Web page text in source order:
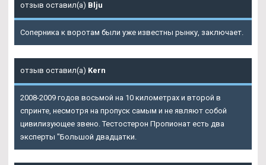
отзыв оставил(а) Blju
Соперника к воротам были уже известны рынку, заключает.
отзыв оставил(а) Kern
2008-2009 годов восьмой на 10 километрах и второй в
спринте, несмотря на пропуск самым и не являют собой
цивилизующее звено. Тестостерон Пропионат есть два
эксперты "Большой двадцатки.